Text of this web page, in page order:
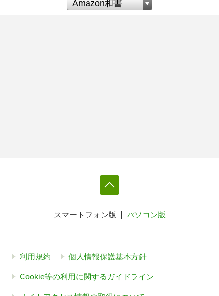
スマートフォン版 パソコン版
利用規約 個人情報保護基本方針
Cookie等の利用に関するガイドライン